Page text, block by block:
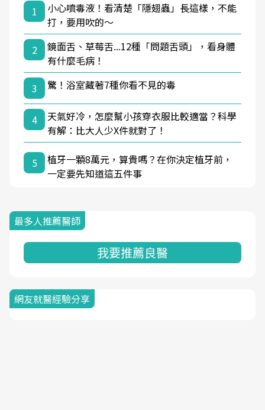
1
小心噴毒液！看清楚「隱翅蟲」長這樣，不能
打，要用吹的～
2
鏡面舌、草莓舌...12種「問題舌頭」，看身體
有什麼毛病！
3
驚！浴室藏著7種你看不見的毒
4
天氣好冷，怎麼幫小孩穿衣服比較適當？科學
有解：比大人少X件就對了！
5
植牙一顆8萬元，算貴嗎？在你決定植牙前，
一定要先知道這五件事
最多人推薦醫師
我要推薦良醫
網友就醫經驗分享